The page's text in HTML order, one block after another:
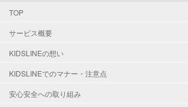
TOP
サービス概要
KIDSLINEの想い
KIDSLINEでのマナー・注意点
安心安全への取り組み